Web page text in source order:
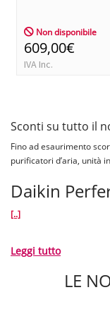
Non disponibile
609,00€
IVA Inc.
Sconti su tutto il
Fino ad esaurimento
purificatori d’aria, unità
Daikin
[..]
Leggi tutto
LE